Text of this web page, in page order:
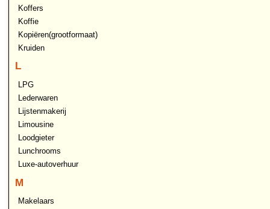
Koffers
Koffie
Kopiëren(grootformaat)
Kruiden
L
LPG
Lederwaren
Lijstenmakerij
Limousine
Loodgieter
Lunchrooms
Luxe-autoverhuur
M
Makelaars